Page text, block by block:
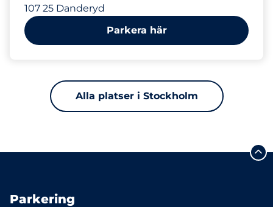
107 25 Danderyd
Parkera här
Alla platser i Stockholm
Parkering